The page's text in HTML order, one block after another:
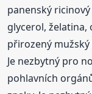
panenský
glycerol, želatina,
přirozený
Je nezbytný pro
pohlavních